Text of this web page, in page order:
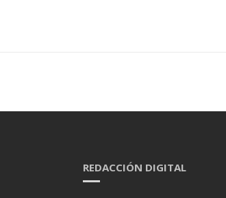
REDACCIÓN DIGITAL